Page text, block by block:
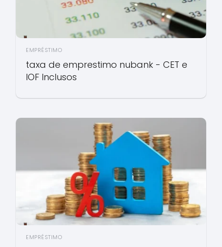
EMPRÉSTIMO
taxa de emprestimo nubank - CET e
IOF Inclusos
EMPRÉSTIMO